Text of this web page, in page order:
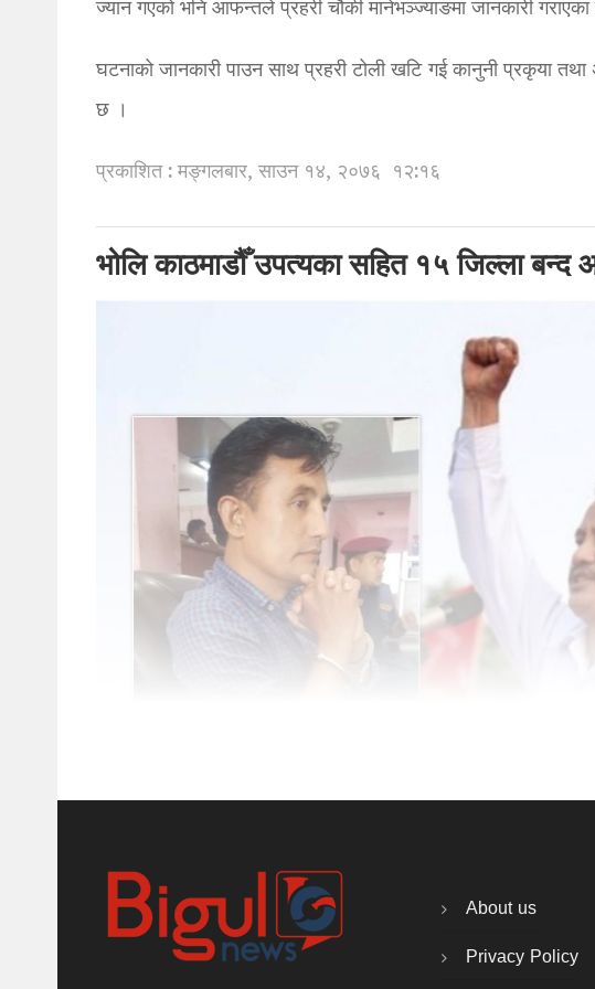
ज्यान गएको भनि आफन्तले प्रहरी चौकी मानेभञ्ज्याङमा जानकारी
घटनाको जानकारी पाउन साथ प्रहरी टोली खटि गई कानुनी प्रकृया
छ ।
प्रकाशित : मङ्गलबार, साउन १४, २०७६ १२:१६
भोलि काठमाडौँ उपत्यका सहित १५ जिल्ला बन्द
About us
Privacy Policy